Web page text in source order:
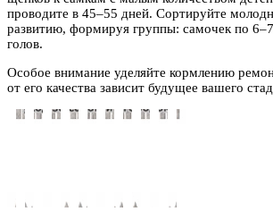
проводите в 45–55 дней. Сортируйте
развитию, формируя группы: самочек по
голов.
Особое внимание уделяйте кормлению
от его качества зависит будущее вашего